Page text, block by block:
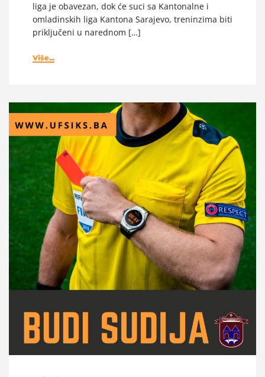
liga je obavezan, dok će suci sa Kantonalne i
omladinskih liga Kantona Sarajevo, treninzima biti
priključeni u narednom […]
Više...